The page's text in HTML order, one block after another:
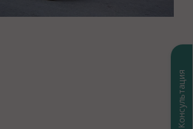
Консультация